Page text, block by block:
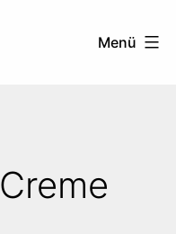
Menü
Creme